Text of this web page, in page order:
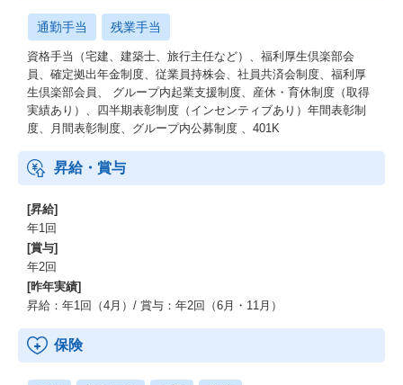
通勤手当 残業手当
資格手当（宅建、建築士、旅行主任など）、福利厚生倶楽部会
員、確定拠出年金制度、従業員持株会、社員共済会制度、福利厚
生倶楽部会員、 グループ内起業支援制度、産休・育休制度（取得
実績あり）、四半期表彰制度（インセンティブあり）年間表彰制
度、月間表彰制度、グループ内公募制度 、401K
昇給・賞与
[昇給]
年1回
[賞与]
年2回
[昨年実績]
昇給：年1回（4月）/ 賞与：年2回（6月・11月）
保険